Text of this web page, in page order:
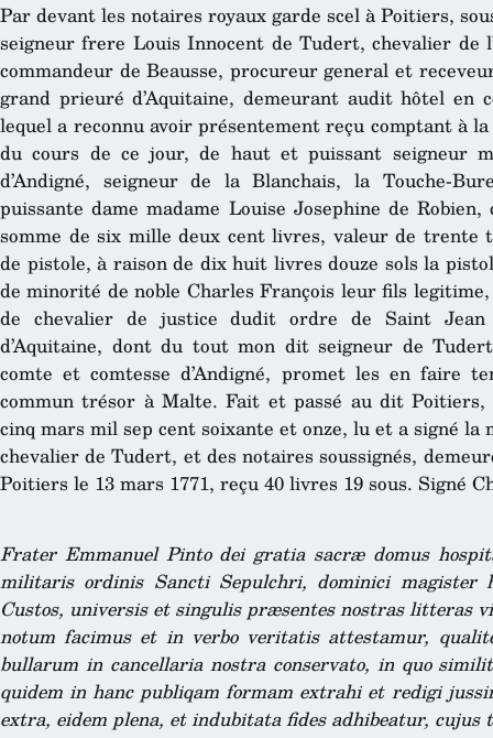
Par devant les notaires royaux garde scel à Poitiers,
seigneur frere Louis Innocent de Tudert, chevalier de
commandeur de Beausse, procureur general et
grand prieuré d’Aquitaine, demeurant audit hôtel en
lequel a reconnu avoir présentement reçu comptant à
du cours de ce jour, de haut et puissant seigneur
d’Andigné, seigneur de la Blanchais, la Touche-
puissante dame madame Louise Josephine de Robien,
somme de six mille deux cent livres, valeur de trente
de pistole, à raison de dix huit livres douze sols la
de minorité de noble Charles François leur fils
de chevalier de justice dudit ordre de Saint
d’Aquitaine, dont du tout mon dit seigneur de
comte et comtesse d’Andigné, promet les en faire
commun trésor à Malte. Fait et passé au dit
cinq mars mil sep cent soixante et onze, lu et a signé
chevalier de Tudert, et des notaires soussignés,
Poitiers le 13 mars 1771, reçu 40 livres 19 sous. Signé
Frater Emmanuel Pinto dei gratia sacræ domus
militaris ordinis Sancti Sepulchri, dominici magister
Custos, universis et singulis præsentes nostras litteras
notum facimus et in verbo veritatis attestamur,
bullarum in cancellaria nostra conservato, in quo
quidem in hanc publiqam formam extrahi et redigi
extra, eidem plena, et indubitata fides adhibeatur, cujus